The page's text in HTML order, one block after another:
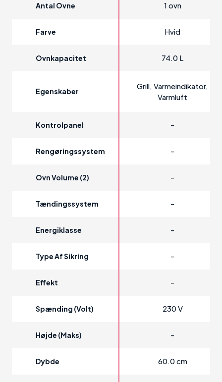
Antal Ovne 1 ovn
Farve Hvid
Ovnkapacitet 74.0 L
Egenskaber
Grill, Varmeindikator,
Varmluft
Kontrolpanel -
Rengøringssystem -
Ovn Volume (2) -
Tændingssystem -
Energiklasse -
Type Af Sikring -
Effekt -
Spænding (volt) 230 V
Højde (maks) -
Dybde 60.0 cm